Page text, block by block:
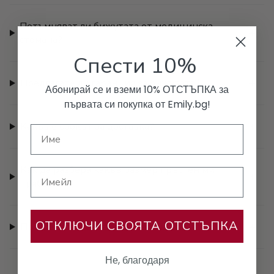
Потъмняват ли бижутата от медицинска
Предлагате ли гаранция за бижутата?
Какъв е срокът за доставка?
Как да разбера какъв размер пръстен ми
трябва?
Предлагате ли опаковка за подарък?
Спести 10%
Абонирай се и вземи 10% ОТСТЪПКА за
първата си покупка от Emily.bg!
ОТКЛЮЧИ СВОЯТА ОТСТЪПКА
Не, благодаря